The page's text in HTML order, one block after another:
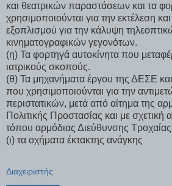
και θεατρικών παραστάσεων και τα
χρησιμοποιούνται για την εκτέλεση
εξοπλισμού για την κάλυψη
κινηματογραφικών γεγονότων.
(η) Τα φορτηγά αυτοκίνητα που
ιατρικούς σκοπούς.
(θ) Τα μηχανήματα έργου της ΔΕΣΕ
που χρησιμοποιούνται για την
περιστατικών, μετά από αίτημα της
Πολιτικής Προστασίας και με
τόπου αρμόδιας Διεύθυνσης
(ι) τα οχήματα έκτακτης ανάγκης
Διαχειριστής